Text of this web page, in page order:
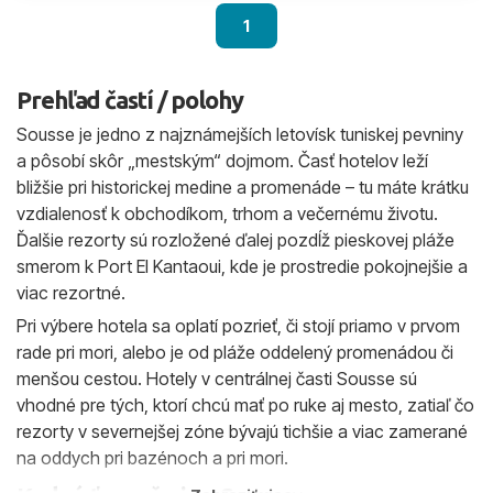
1
Prehľad častí / polohy
Sousse je jedno z najznámejších letovísk tuniskej pevniny
a pôsobí skôr „mestským“ dojmom. Časť hotelov leží
bližšie pri historickej medine a promenáde – tu máte krátku
vzdialenosť k obchodíkom, trhom a večernému životu.
Ďalšie rezorty sú rozložené ďalej pozdĺž pieskovej pláže
smerom k Port El Kantaoui, kde je prostredie pokojnejšie a
viac rezortné.
Pri výbere hotela sa oplatí pozrieť, či stojí priamo v prvom
rade pri mori, alebo je od pláže oddelený promenádou či
menšou cestou. Hotely v centrálnej časti Sousse sú
vhodné pre tých, ktorí chcú mať po ruke aj mesto, zatiaľ čo
rezorty v severnejšej zóne bývajú tichšie a viac zamerané
na oddych pri bazénoch a pri mori.